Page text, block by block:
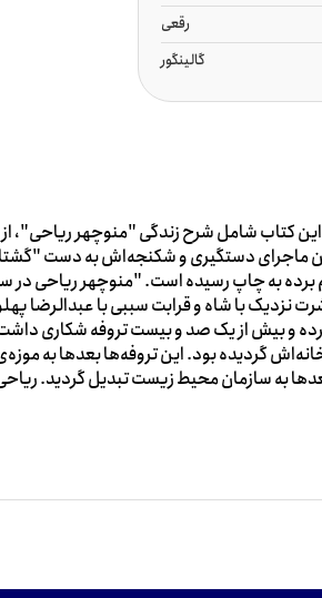
رقعی
گالینگور
نخست این کتاب شامل شرح زندگی "منوچهر
ماجرای دستگیری و شکنجه‌اش به دست
برده به چاپ رسیده است. "منوچهر ریاحی در
نزدیک با شاه و قرابت سببی با عبدالرضا
و بیش از یک صد و بیست تروفه شکاری داشت
گردیده بود. این تروفه‌ها بعدها به